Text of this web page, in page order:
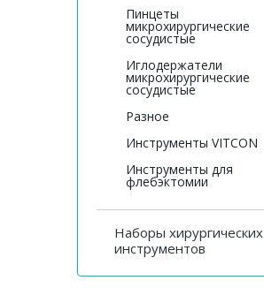
Пинцеты
микрохирургические
сосудистые
Иглодержатели
микрохирургические
сосудистые
Разное
Инструменты VITCON
Инструменты для
флебэктомии
Наборы хирургических
инструментов